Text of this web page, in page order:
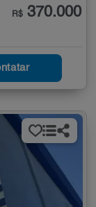
R$ 370.000